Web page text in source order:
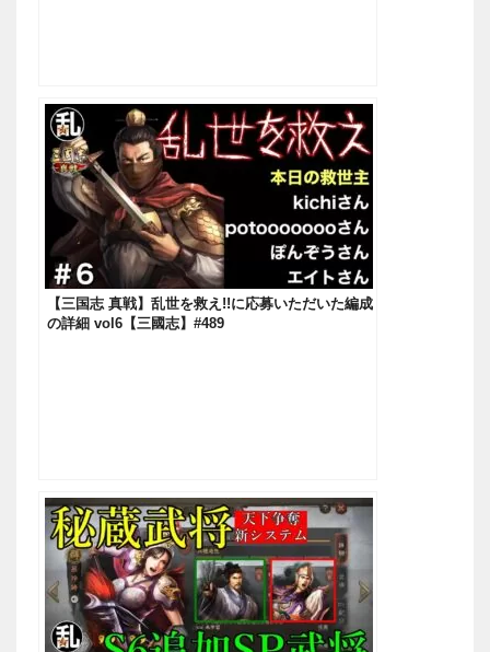
【三国志 真戦】乱世を救え!!に応募いただいた編成
の詳細 vol6【三國志】#489